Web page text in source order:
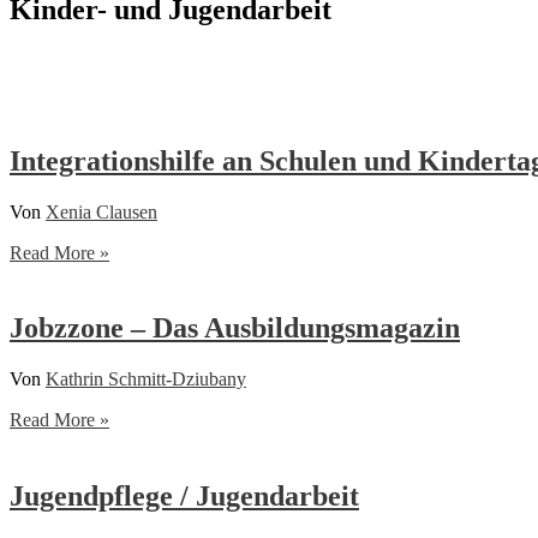
Kinder- und Jugendarbeit
Integrationshilfe an Schulen und
Von Xenia Clausen
Integrationshilfe
und
Kindertagesstätten
Read More »
Jobzzone – Das Ausbildungsmagazin
Von Kathrin Schmitt-Dziubany
Jobzzone
Ausbildungsmagazin
Read More »
Jugendpflege / Jugendarbeit